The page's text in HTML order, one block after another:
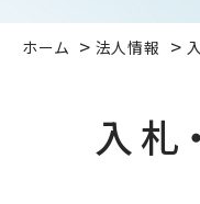
ホーム 法人情報
入札